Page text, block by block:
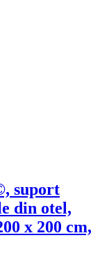
suport
din otel,
x 200 cm,